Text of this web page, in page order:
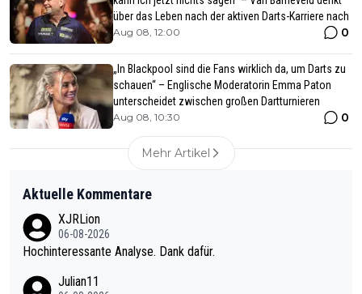
über das Leben nach der aktiven Darts-Karriere nach
Aug 08, 12:00 0
„In Blackpool sind die Fans wirklich da, um Darts zu
schauen“ – Englische Moderatorin Emma Paton
unterscheidet zwischen großen Dartturnieren
Aug 08, 10:30 0
Mehr Artikel
Aktuelle Kommentare
XJRLion
06-08-2026
Hochinteressante Analyse. Dank dafür.
Julian11